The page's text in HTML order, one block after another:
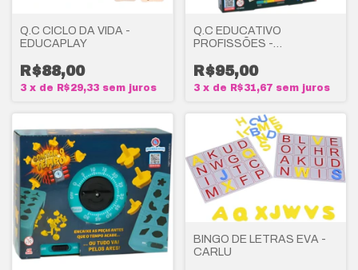
Q.C CICLO DA VIDA -
EDUCAPLAY
R$88,00
3 x de R$29,33 sem juros
Q.C EDUCATIVO
PROFISSÕES -
R$95,00
3 x de R$31,67 sem juros
BINGO DE LETRAS EVA -
CARLU